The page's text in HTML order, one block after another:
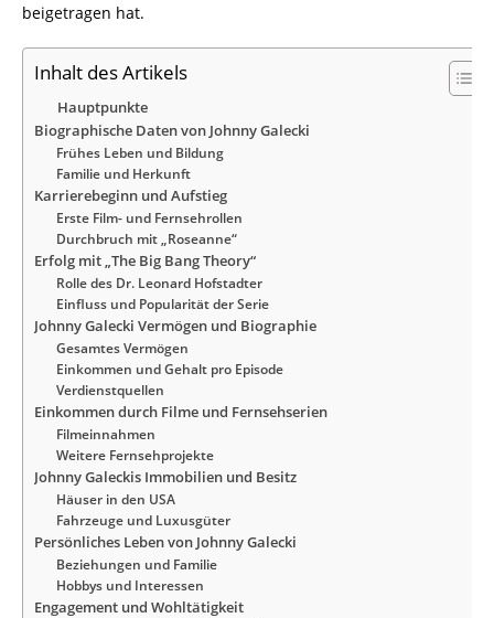
beigetragen hat.
Inhalt des Artikels
Hauptpunkte
Biographische Daten von Johnny Galecki
Frühes Leben und Bildung
Familie und Herkunft
Karrierebeginn und Aufstieg
Erste Film- und Fernsehrollen
Durchbruch mit „Roseanne“
Erfolg mit „The Big Bang Theory“
Rolle des Dr. Leonard Hofstadter
Einfluss und Popularität der Serie
Johnny Galecki Vermögen und Biographie
Gesamtes Vermögen
Einkommen und Gehalt pro Episode
Verdienstquellen
Einkommen durch Filme und Fernsehserien
Filmeinnahmen
Weitere Fernsehprojekte
Johnny Galeckis Immobilien und Besitz
Häuser in den USA
Fahrzeuge und Luxusgüter
Persönliches Leben von Johnny Galecki
Beziehungen und Familie
Hobbys und Interessen
Engagement und Wohltätigkeit